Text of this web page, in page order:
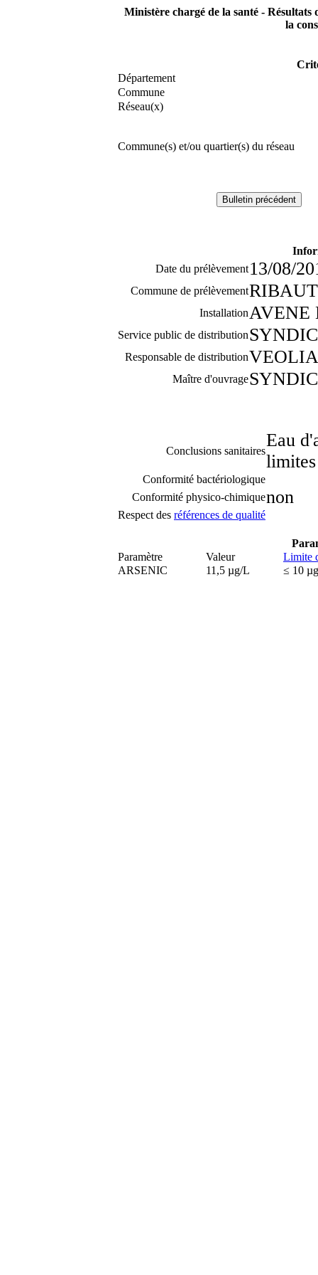
Ministère chargé de la santé - Résultats
la
Département
Commune
Réseau(x)
Commune(s) et/ou quartier(s) du réseau
Date du prélèvement13/08/
Commune de prélèvement
InstallationAVENE
Service public de distribution
Responsable de distribution
Maître d'ouvrage
Conclusions sanitaires
Eau
Conformité bactériologique
Conformité physico-chimiquenon
Respect des références de qualité
Paramètre
Valeur
Limite
ARSENIC
11,5 µg/L ≤ 10